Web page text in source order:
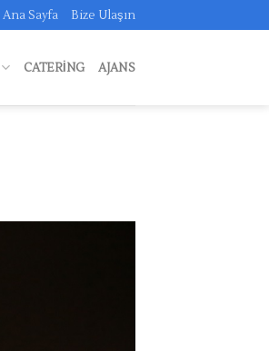
Ana Sayfa Bize Ulaşın
CATERING AJANS